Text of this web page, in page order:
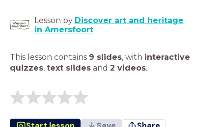
Lesson by Discover art and heritage
in Amersfoort
This lesson contains 9 slides, with interactive
quizzes, text slides and 2 videos.